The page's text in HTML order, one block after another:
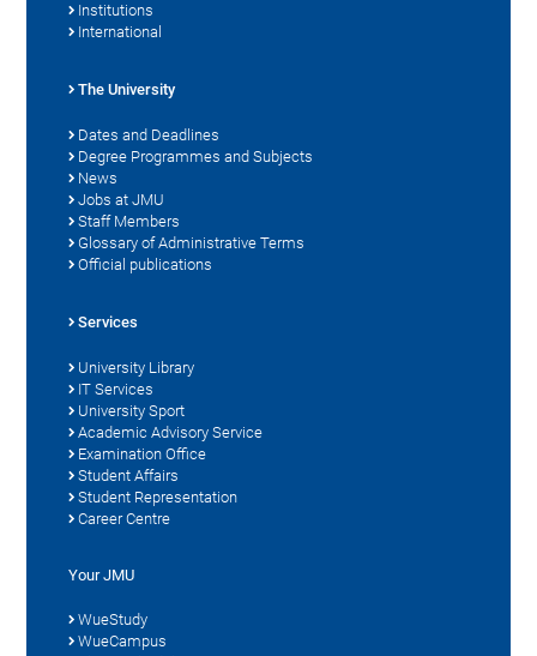
Institutions
International
The University
Dates and Deadlines
Degree Programmes and Subjects
News
Jobs at JMU
Staff Members
Glossary of Administrative Terms
Official publications
Services
University Library
IT Services
University Sport
Academic Advisory Service
Examination Office
Student Affairs
Student Representation
Career Centre
Your JMU
WueStudy
WueCampus